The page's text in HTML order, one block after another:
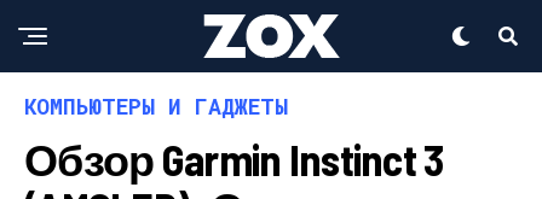
КОМПЬЮТЕРЫ И ГАДЖЕТЫ
Обзор Garmin Instinct 3